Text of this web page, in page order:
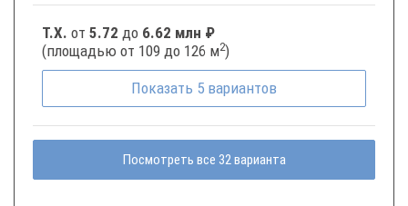
Т.Х. от 5.72 до 6.62 млн ₽
(площадью от 109 до 126 м2)
Показать 5 вариантов
Посмотреть все 32 варианта